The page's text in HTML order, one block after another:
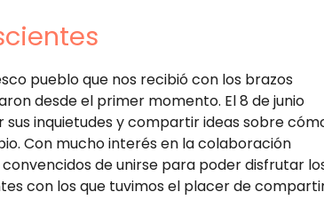
pueblo que nos recibió con los brazos
desde el primer momento. El 8 de junio
inquietudes y compartir ideas sobre
Con mucho interés en la colaboración
de unirse para poder disfrutar
con los que tuvimos el placer de